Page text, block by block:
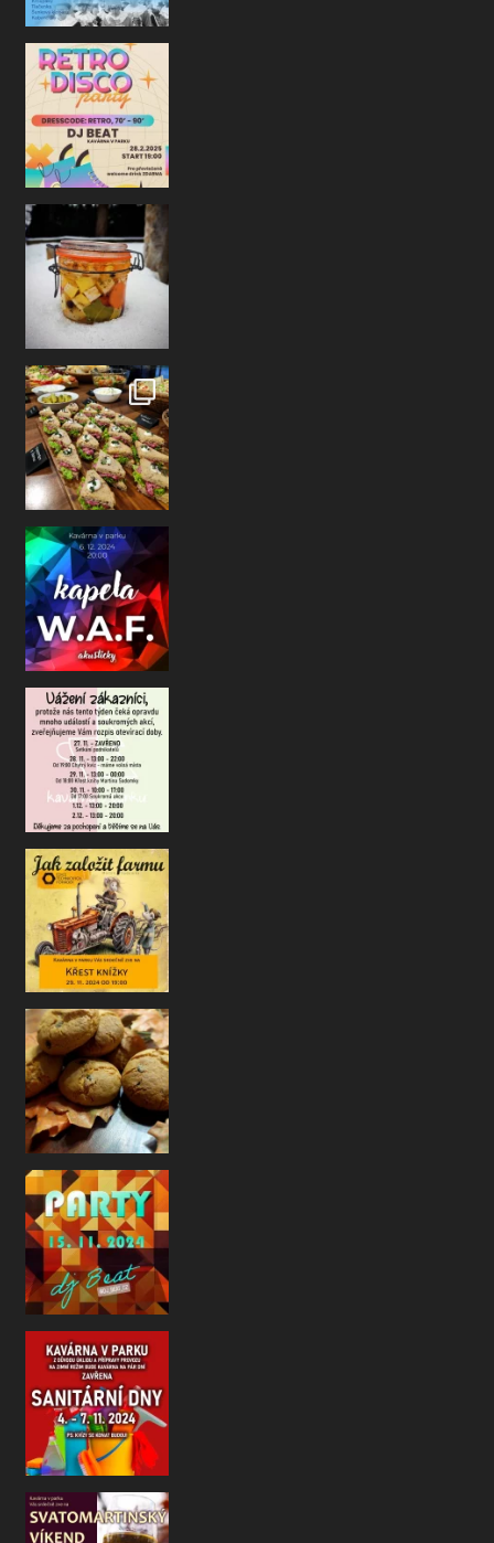
NOVINKA
V naší vitríně nově najde
a příjemnému posezení ne
@wafk
Drazí kavárenští přátelé a kamarádi
jste si u nás oblíbili a m
Drazí hosté a přátelé, než nám
I letos jsme si pro V